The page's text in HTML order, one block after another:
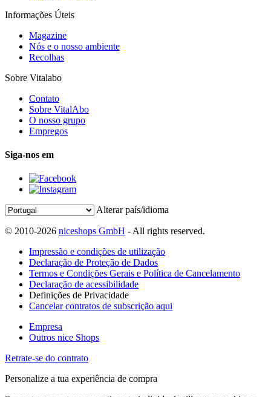
Informações Úteis
Magazine
Nós e o nosso ambiente
Recolhas
Sobre Vitalabo
Contato
Sobre VitalAbo
O nosso grupo
Empregos
Siga-nos em
Alterar país/idioma
© 2010-2026 niceshops GmbH - All rights reserved.
Impressão e condições de utilização
Declaração de Proteção de Dados
Termos e Condições Gerais e Política de Cancelamento
Declaração de acessibilidade
Definições de Privacidade
Cancelar contratos de subscrição aqui
Empresa
Outros nice Shops
Retrate-se do contrato
Personalize a tua experiência de compra